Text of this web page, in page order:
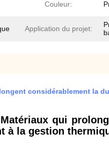
Couleur:
Application du projet:
considérablement la
qui
à la gestion